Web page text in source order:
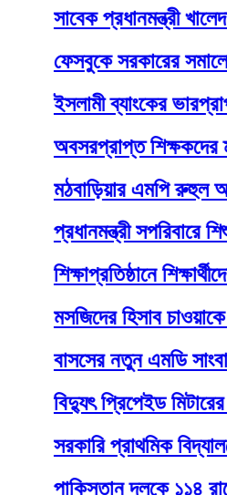
সাবেক প্রধানমন্ত্রী খালেদা
ফেসবুকে সরকারের সমালোচনা
ইসলামী ব্যাংকের
অবসরপ্রাপ্ত শিক্ষকদের
মঠবাড়িয়ার এমপি রুহুল
প্রধানমন্ত্রী সপরিবারে
শিক্ষাপ্রতিষ্ঠানে
মসজিদের হিসাব চাওয়াকে
বাসসের নতুন এমডি সাংবাদিক
বিদ্যুৎ প্রিপেইড মিটারের
সরকারি প্রাথমিক বিদ্যালয়ের
পাকিস্তান দলকে ১১৪